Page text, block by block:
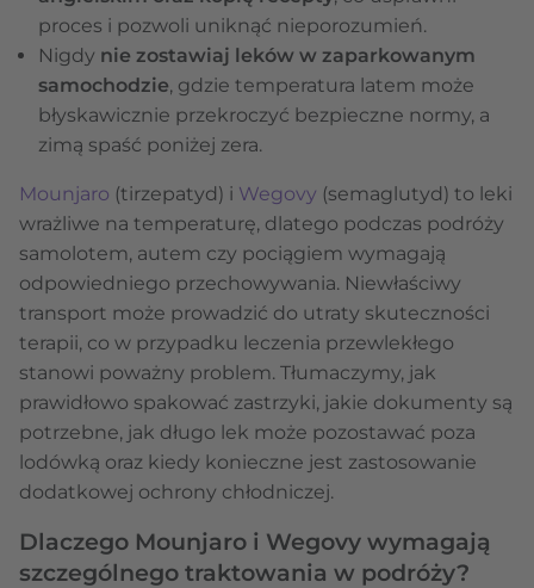
proces i pozwoli uniknąć nieporozumień.
Nigdy nie zostawiaj leków w zaparkowanym
samochodzie, gdzie temperatura latem może
błyskawicznie przekroczyć bezpieczne normy, a
zimą spaść poniżej zera.
Mounjaro (tirzepatyd) i Wegovy (semaglutyd) to leki
wrażliwe na temperaturę, dlatego podczas podróży
samolotem, autem czy pociągiem wymagają
odpowiedniego przechowywania. Niewłaściwy
transport może prowadzić do utraty skuteczności
terapii, co w przypadku leczenia przewlekłego
stanowi poważny problem. Tłumaczymy, jak
prawidłowo spakować zastrzyki, jakie dokumenty są
potrzebne, jak długo lek może pozostawać poza
lodówką oraz kiedy konieczne jest zastosowanie
dodatkowej ochrony chłodniczej.
Dlaczego Mounjaro i Wegovy wymagają
szczególnego traktowania w podróży?